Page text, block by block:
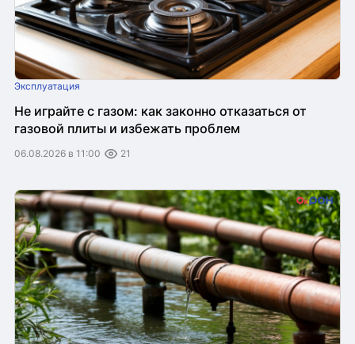
Эксплуатация
Не играйте с газом: как законно отказаться от
газовой плиты и избежать проблем
06.08.2026 в 11:00 21